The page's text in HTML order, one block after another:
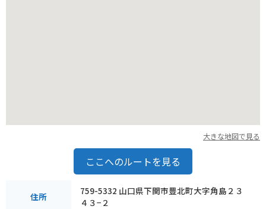
大きな地図で見る
ここへのルートを見る
住所
759-5332 山口県下関市豊北町大字角島２３
４３−２